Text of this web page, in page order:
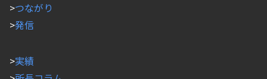
>つながり
>発信
>実績